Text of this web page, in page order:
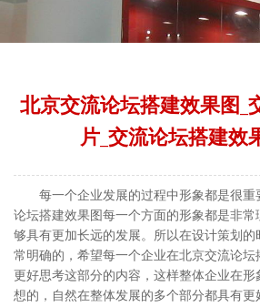
北京交流论坛搭建效果图_
片_交流论坛搭建效
每一个企业发展的过程中形象都是很
论坛搭建效果图每一个方面的形象都是非
够具有更加长远的发展。所以在设计策划
常明确的，希望每一个企业在北京交流论
更好思考这部分的内容，这样整体企业在
想的，自然在整体发展的多个部分都具有更